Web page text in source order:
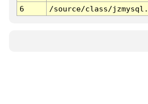
6
/source/class/